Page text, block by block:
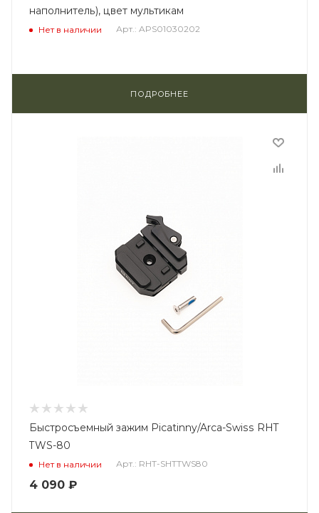
наполнитель), цвет мультикам
Нет в наличии Арт.: APS01030202
ПОДРОБНЕЕ
Быстросъемный зажим Picatinny/Arca-Swiss RHT
TWS-80
Нет в наличии Арт.: RHT-SHTTWS80
4 090 ₽